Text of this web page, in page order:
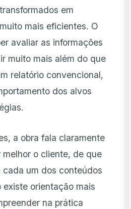
em
mais eficientes. O
avaliar as informações
muito mais além do que
relatório convencional,
dos alvos
a obra fala claramente
o cliente, de que
um dos conteúdos
orientação mais
na prática